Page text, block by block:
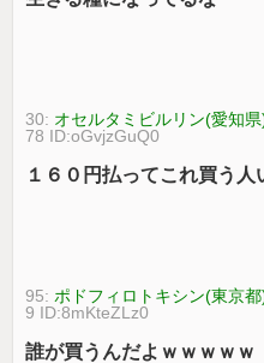
30: オセルタミビルリン(愛知
78 ID:oGvjzGuQ0
１６０円払ってこれ買う人
95: ポドフィロトキシン(東京
9 ID:8mKteZLz0
誰が買うんだよｗｗｗｗｗ